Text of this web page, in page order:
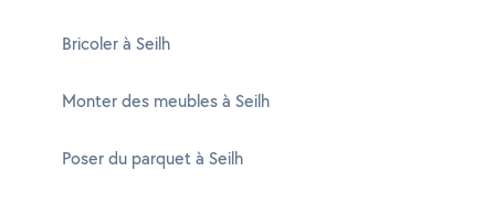
Bricoler à Seilh
Monter des meubles à Seilh
Poser du parquet à Seilh